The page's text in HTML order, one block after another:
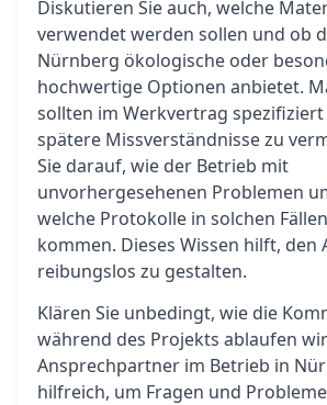
Diskutieren Sie auch, welche
verwendet werden sollen und ob
Nürnberg ökologische oder
hochwertige Optionen anbietet.
sollten im Werkvertrag
spätere Missverständnisse zu
Sie darauf, wie der Betrieb mit
unvorhergesehenen Problemen
welche Protokolle in solchen
kommen. Dieses Wissen hilft, den
reibungslos zu gestalten.
Klären Sie unbedingt, wie die
während des Projekts ablaufen
Ansprechpartner im Betrieb in
hilfreich, um Fragen und